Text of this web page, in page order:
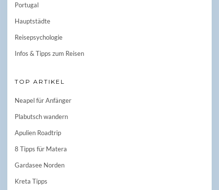
Portugal
Hauptstädte
Reisepsychologie
Infos & Tipps zum Reisen
TOP ARTIKEL
Neapel für Anfänger
Plabutsch wandern
Apulien Roadtrip
8 Tipps für Matera
Gardasee Norden
Kreta Tipps